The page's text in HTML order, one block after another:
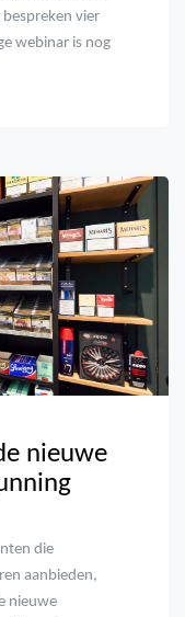
vier
webinar is nog
nieuwe
die
aanbieden,
nieuwe